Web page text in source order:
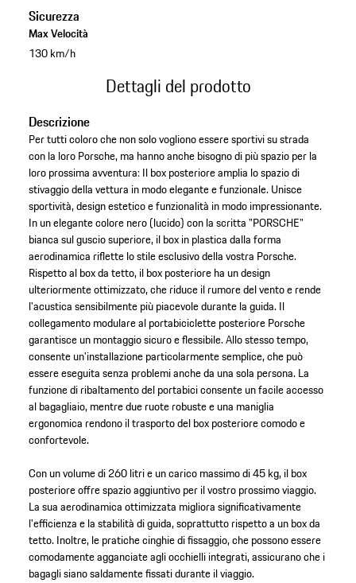
Sicurezza
Max Velocità
130 km/h
Dettagli del prodotto
Descrizione
Per tutti coloro che non solo vogliono essere sportivi su strada
con la loro Porsche, ma hanno anche bisogno di più spazio per la
loro prossima avventura: Il box posteriore amplia lo spazio di
stivaggio della vettura in modo elegante e funzionale. Unisce
sportività, design estetico e funzionalità in modo impressionante.
In un elegante colore nero (lucido) con la scritta "PORSCHE"
bianca sul guscio superiore, il box in plastica dalla forma
aerodinamica riflette lo stile esclusivo della vostra Porsche.
Rispetto al box da tetto, il box posteriore ha un design
ulteriormente ottimizzato, che riduce il rumore del vento e rende
l'acustica sensibilmente più piacevole durante la guida. Il
collegamento modulare al portabiciclette posteriore Porsche
garantisce un montaggio sicuro e flessibile. Allo stesso tempo,
consente un'installazione particolarmente semplice, che può
essere eseguita senza problemi anche da una sola persona. La
funzione di ribaltamento del portabici consente un facile accesso
al bagagliaio, mentre due ruote robuste e una maniglia
ergonomica rendono il trasporto del box posteriore comodo e
confortevole.
Con un volume di 260 litri e un carico massimo di 45 kg, il box
posteriore offre spazio aggiuntivo per il vostro prossimo viaggio.
La sua aerodinamica ottimizzata migliora significativamente
l'efficienza e la stabilità di guida, soprattutto rispetto a un box da
tetto. Inoltre, le pratiche cinghie di fissaggio, che possono essere
comodamente agganciate agli occhielli integrati, assicurano che i
bagagli siano saldamente fissati durante il viaggio.